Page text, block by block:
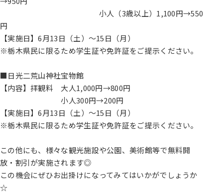
小人（3歳以上）1,100円→550
円
【実施日】6月13日（土）～15日（月）
※栃木県民に限るため学生証や免許証をご提示ください。
■日光二荒山神社宝物館
【内容】拝観料 大人1,000円→800円
小人300円→200円
【実施日】6月13日（土）～15日（月）
※栃木県民に限るため学生証や免許証をご提示ください。
この他にも、様々な観光施設や公園、美術館等で無料開
放・割引が実施されます◎
この機会にぜひお出掛けになってみてはいかがでしょうか
☆